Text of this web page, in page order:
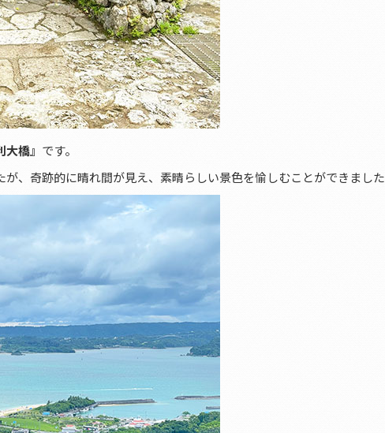
大橋』 です。
が、奇跡的に晴れ間が見え、素晴らしい景色を愉しむことができまし